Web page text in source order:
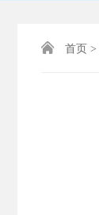
 首页 >